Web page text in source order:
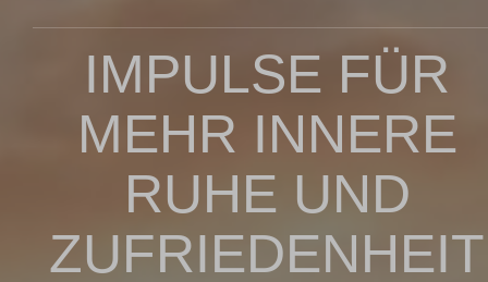
IMPULSE FÜR
MEHR INNERE
RUHE UND
ZUFRIEDENHEIT